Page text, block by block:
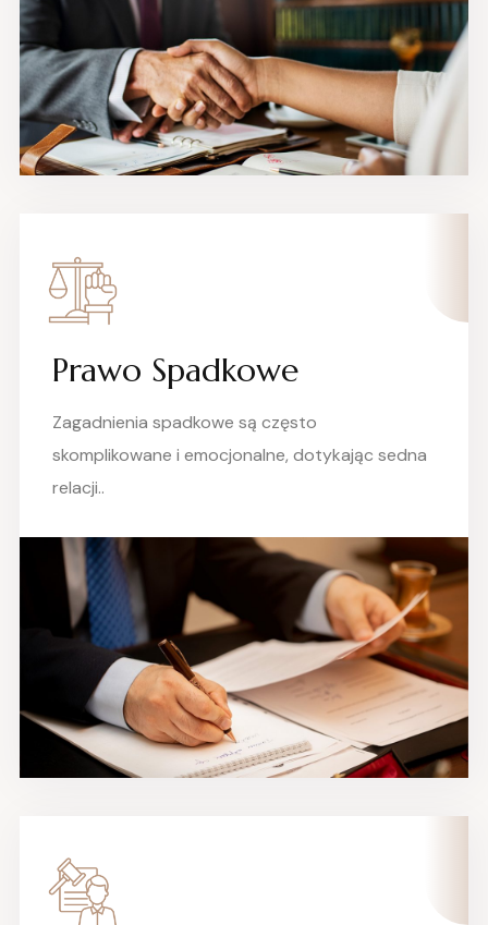
Prawo Spadkowe
Zagadnienia spadkowe są często
skomplikowane i emocjonalne, dotykając sedna
relacji..